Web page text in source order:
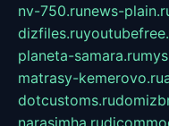
nv-750.runews-
dizfiles.ru
planeta-samara.ru
matrasy-kemerovo.ru
dotcustoms.ru
narasimha.ru